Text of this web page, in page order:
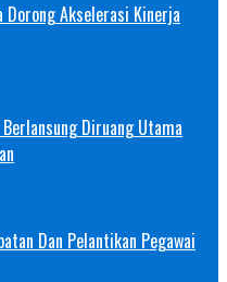
Akselerasi Kinerja
Diruang Utama
Dan Pelantikan Pegawai